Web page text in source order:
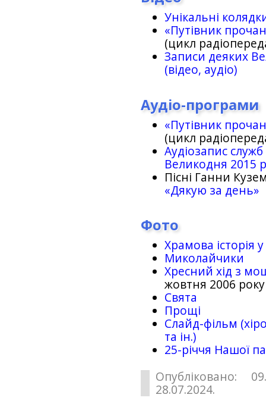
Унікальні
«Путівник
(цикл
Записи деяких
(відео, аудіо)
Аудіо-програми
«Путівник
(цикл
Аудіозапис
Великодня 2015
Пісні Ганни
«Дякую за день»
Фото
Храмова історія
Миколайчики
Хресний хід з
жовтня 2006 року
Свята
Прощі
Слайд-фільм
та ін.)
25-рiччя Нашої
Опубліковано:
28.07.2024.